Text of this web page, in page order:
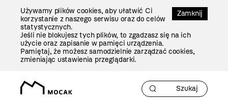
Zamknij
Używamy plików cookies, aby ułatwić Ci
korzystanie z naszego serwisu oraz do celów
statystycznych.
Jeśli nie blokujesz tych plików, to zgadzasz się na ich
użycie oraz zapisanie w pamięci urządzenia.
Pamiętaj, że możesz samodzielnie zarządzać cookies,
zmieniając ustawienia przeglądarki.